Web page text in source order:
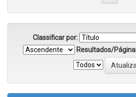
Classificar por:
Resultados/Página